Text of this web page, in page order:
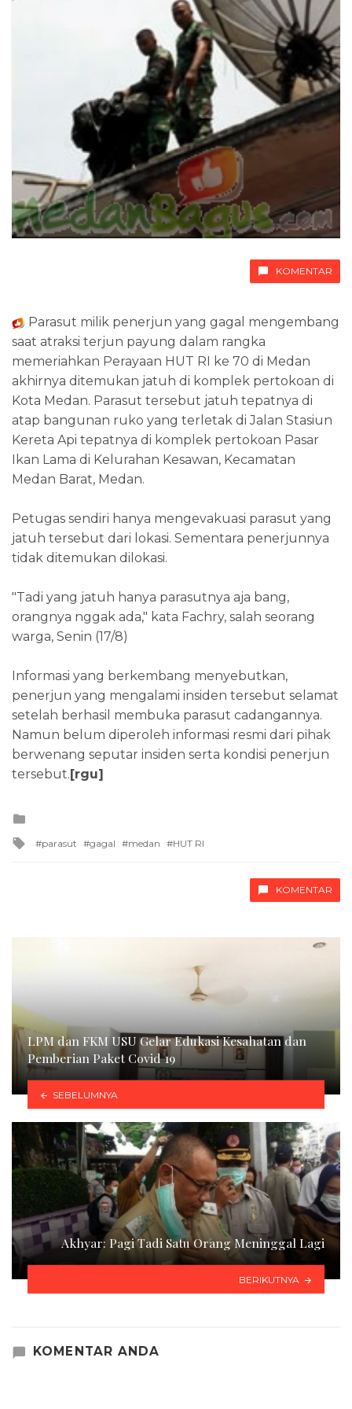
KOMENTAR
Parasut milik penerjun yang gagal mengembang
saat atraksi terjun payung dalam rangka
memeriahkan Perayaan HUT RI ke 70 di Medan
akhirnya ditemukan jatuh di komplek pertokoan di
Kota Medan. Parasut tersebut jatuh tepatnya di
atap bangunan ruko yang terletak di Jalan Stasiun
Kereta Api tepatnya di komplek pertokoan Pasar
Ikan Lama di Kelurahan Kesawan, Kecamatan
Medan Barat, Medan.
Petugas sendiri hanya mengevakuasi parasut yang
jatuh tersebut dari lokasi. Sementara penerjunnya
tidak ditemukan dilokasi.
"Tadi yang jatuh hanya parasutnya aja bang,
orangnya nggak ada," kata Fachry, salah seorang
warga, Senin (17/8)
Informasi yang berkembang menyebutkan,
penerjun yang mengalami insiden tersebut selamat
setelah berhasil membuka parasut cadangannya.
Namun belum diperoleh informasi resmi dari pihak
berwenang seputar insiden serta kondisi penerjun
tersebut. [rgu]
Tagged
parasut gagal medan HUT RI
KOMENTAR
LPM dan FKM USU Gelar Edukasi Kesahatan dan
Pemberian Paket Covid 19
SEBELUMNYA
Akhyar: Pagi Tadi Satu Orang Meninggal Lagi
BERIKUTNYA
KOMENTAR ANDA